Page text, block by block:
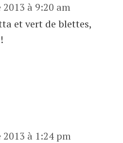
2013 à 9:20 am
et vert de blettes,
2013 à 1:24 pm